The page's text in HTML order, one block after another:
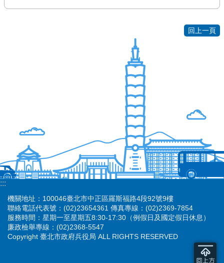
回上一頁
:::
機關地址：100046臺北市中正區羅斯福路4段92號9樓
聯絡電話代表號：(02)23654361 傳真專線：(02)2369-7854
服務時間：星期一至星期五8:30-17:30（例假日及國定假日休息）
廉政檢舉專線：(02)2368-5547
Copyright 臺北市政府兵役局 ALL RIGHTS RESERVED